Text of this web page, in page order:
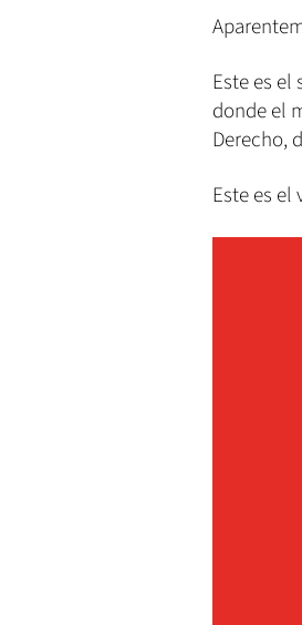
Este es el
donde el
Derecho,
Este es